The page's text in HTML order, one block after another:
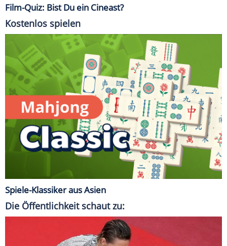
Film-Quiz: Bist Du ein Cineast?
Kostenlos spielen
Spiele-Klassiker aus Asien
Die Öffentlichkeit schaut zu: